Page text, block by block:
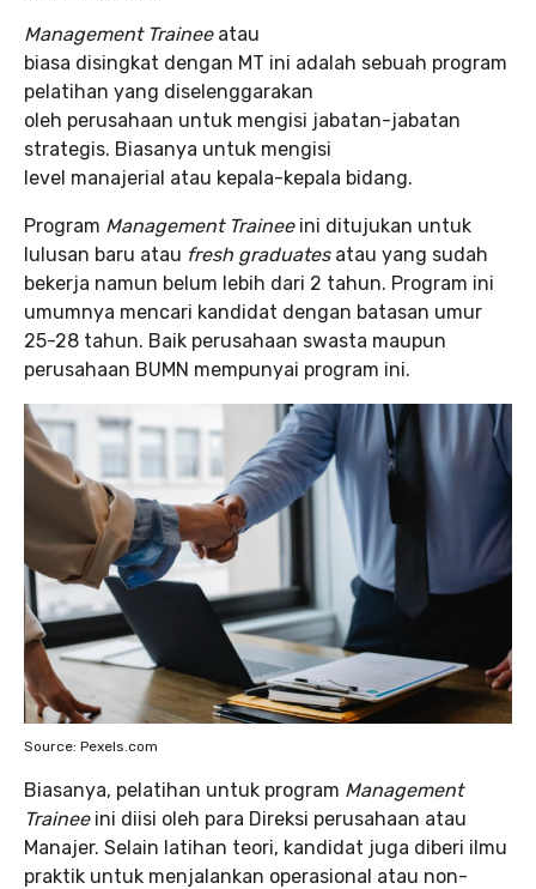
Management Trainee atau
biasa disingkat dengan MT ini adalah sebuah program
pelatihan yang diselenggarakan
oleh perusahaan untuk mengisi jabatan-jabatan
strategis. Biasanya untuk mengisi
level manajerial atau kepala-kepala bidang.
Program Management Traineeini ditujukan untuk
lulusan baru atau fresh graduatesatau yang sudah
bekerja namun belum lebih dari 2 tahun. Program ini
umumnya mencari kandidat dengan batasan umur
25-28 tahun. Baik perusahaan swasta maupun
perusahaan BUMN mempunyai program ini.
Source: Pexels.com
Biasanya, pelatihan untuk program Management
Traineeini diisi oleh para Direksi perusahaan atau
Manajer. Selain latihan teori, kandidat juga diberi ilmu
praktik untuk menjalankan operasional atau non-